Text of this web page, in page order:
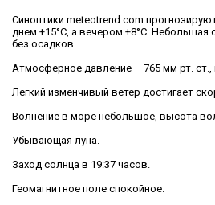
Синоптики meteotrend.com
днем +15°С, а вечером +8°С. Небольшая
без осадков.
Атмосферное давление – 765 мм рт. ст.,
Легкий изменчивый ветер достигает
Волнение в море небольшое, высота
Убывающая луна.
Заход солнца в 19:37 часов.
Геомагнитное поле спокойное.